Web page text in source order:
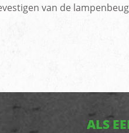
van de
ALS